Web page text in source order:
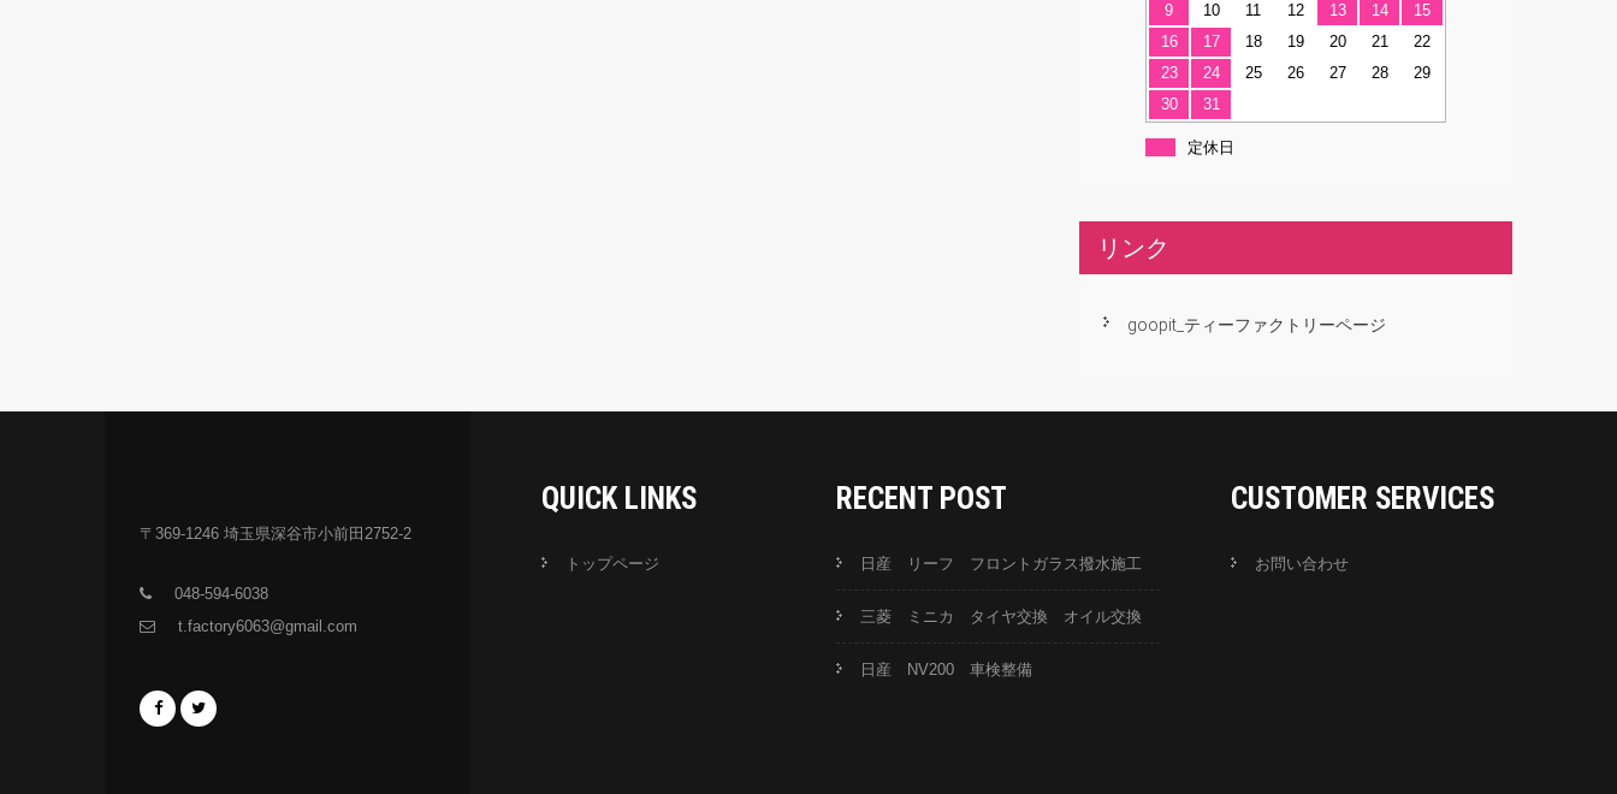
9
10 11 12 13 14
15
16
17 18 19 20 21
22
23
24 25 26 27 28
29
30
31
定休日
リンク
goopit_ティーファクトリーページ
〒369-1246 埼玉県深谷市小前田2752-2
048-594-6038
t.factory6063@gmail.com
QUICK LINKS
トップページ
RECENT POST
日産 リーフ フロントガラス撥水施工
三菱 ミニカ タイヤ交換 オイル交換
日産 NV200 車検整備
CUSTOMER SERVICES
お問い合わせ